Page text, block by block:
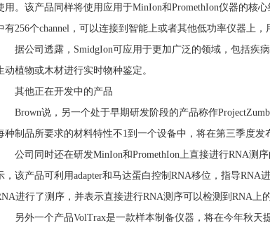
用。该产品同样将使用应用于MinIon和PromethIon仪器的核
有256个channel，可以连接到智能上或者其他低功率仪器上，
据公司透露，SmidgIon可应用于更加广泛的领域，包括疾
动植物或木材进行实时物种鉴定。
其他正在开发中的产品
Brown说，另一个处于早期研发阶段的产品称作
种制品所要求的材料特性不1到一个设备中，将在第三季度发
公司同时还在研发MinIon和PromethIon上直接进行RNA测
，该产品可利用adapter和马达蛋白控制RNA移位，指导
进行了测序，并表示直接进行RNA测序可以检测到RNA上
另外一个产品VolTrax是一款样本制备仪器，将在今年秋